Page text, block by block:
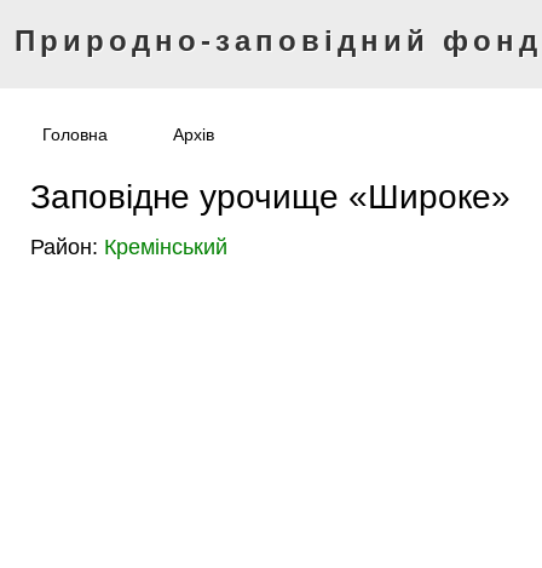
Природно-заповідний
Головна Архів
Заповідне урочище «Широке»
Район: Кремінський